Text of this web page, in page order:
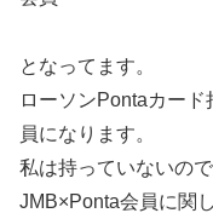
となってます。
ローソンPontaカー
員になります。
私は持っていないの
JMB×Ponta会員に関